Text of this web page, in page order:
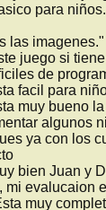
para niños.
las imagenes."
de
algunos
ya con los
mi evalucaion